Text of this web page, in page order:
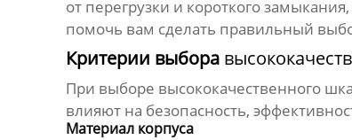
от перегрузки и короткого
помочь вам сделать правильный
Критерии выбора
При выборе высококачественного
влияют на безопасность,
Материал корпуса